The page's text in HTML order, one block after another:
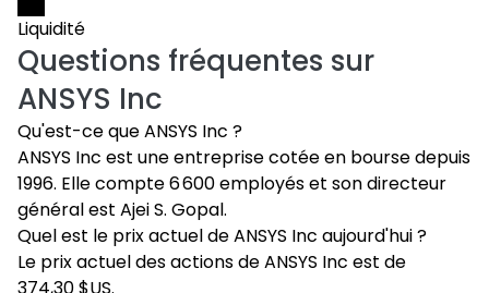
Liquidité
Questions fréquentes sur
ANSYS Inc
Qu'est-ce que ANSYS Inc ?
ANSYS Inc est une entreprise cotée en bourse depuis
1996. Elle compte 6 600 employés et son directeur
général est Ajei S. Gopal.
Quel est le prix actuel de ANSYS Inc aujourd'hui ?
Le prix actuel des actions de ANSYS Inc est de